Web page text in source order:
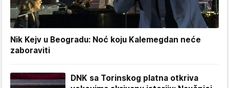
Nik Kejv u Beogradu: Noć koju Kalemegdan neće
zaboraviti
DNK sa Torinskog platna otkriva